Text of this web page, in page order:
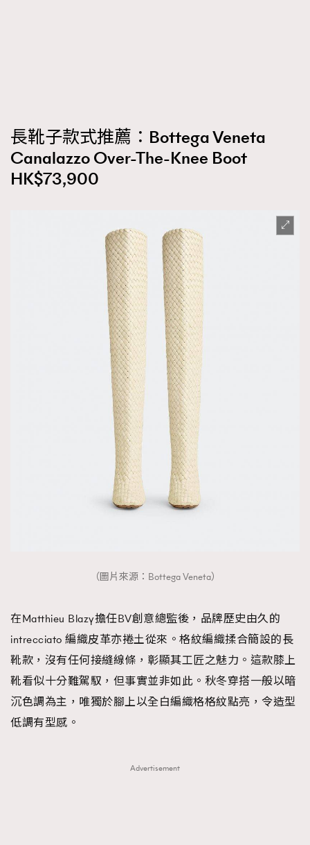
長靴子款式推薦：Bottega Veneta
Canalazzo Over-The-Knee Boot
HK$73,900
（圖片來源：Bottega Veneta）
在Matthieu Blazy擔任BV創意總監後，品牌歷史由久的
intrecciato 編織皮革亦捲土從來。格紋編織揉合簡設的長
靴款，沒有任何接縫線條，彰顯其工匠之魅力。這款膝上
靴看似十分難駕馭，但事實並非如此。秋冬穿搭一般以暗
沉色調為主，唯獨於腳上以全白編織格格紋點亮，令造型
低調有型感。
Advertisement